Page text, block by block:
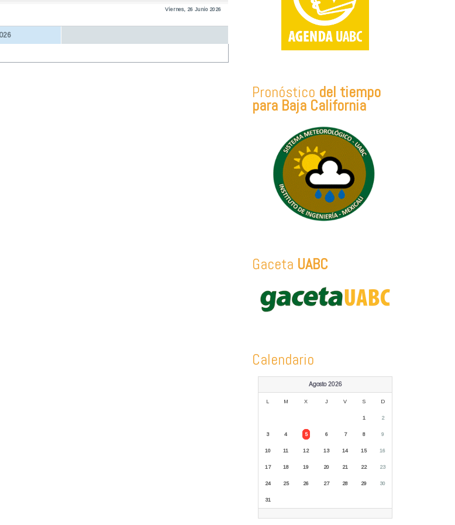
Viernes, 26 Junio 2026
Pronóstico del tiempo
para Baja California
Gaceta UABC
Calendario
Agosto 2026
L M X J V S D
1 2
3 4 5 6 7 8 9
10 11 12 13 14 15 16
17 18 19 20 21 22 23
24 25 26 27 28 29 30
31